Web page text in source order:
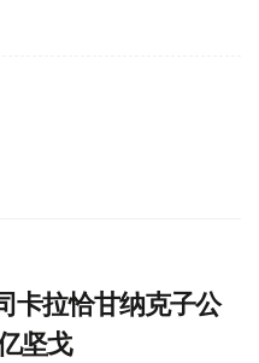
卡拉恰甘纳克子公
坚戈